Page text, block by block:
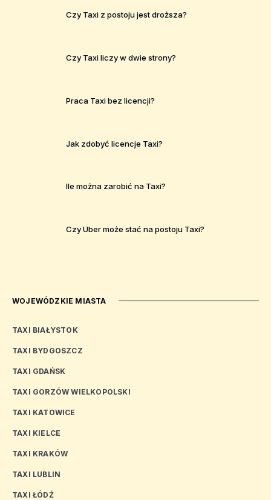
Czy Taxi z postoju jest droższa?
Czy Taxi liczy w dwie strony?
Praca Taxi bez licencji?
Jak zdobyć licencje Taxi?
Ile można zarobić na Taxi?
Czy Uber może stać na postoju Taxi?
WOJEWÓDZKIE MIASTA
TAXI BIAŁYSTOK
TAXI BYDGOSZCZ
TAXI GDAŃSK
TAXI GORZÓW WIELKOPOLSKI
TAXI KATOWICE
TAXI KIELCE
TAXI KRAKÓW
TAXI LUBLIN
TAXI ŁÓDŹ